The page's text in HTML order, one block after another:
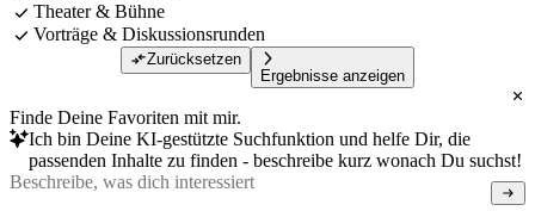
Theater & Bühne
Vorträge & Diskussionsrunden
Zurücksetzen
Ergebnisse anzeigen
Finde Deine Favoriten mit mir.
Ich bin Deine KI-gestützte Suchfunktion und helfe Dir, die
passenden Inhalte zu finden - beschreibe kurz wonach Du suchst!